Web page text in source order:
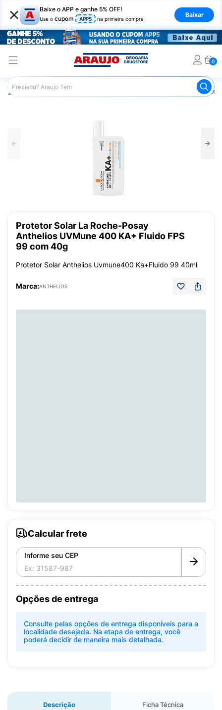
× Baixe o APP e ganhe 5% OFF!
Use o cupom APP5 na primeira compra
Baixar
0
Araujo Dermocosméticos
Protetor Solar La Roche-Posay
Anthelios UVMune 400 KA+ Fluido FPS
99 com 40g
Protetor Solar Anthelios Uvmune400 Ka+Fluido 99 40ml
Marca:ANTHELIOS
Calcular frete
Informe seu CEP
Opções de entrega
Consulte pelas opções de entrega disponíveis para a
localidade desejada. Na etapa de entrega, você
poderá decidir de maneira mais detalhada.
Descrição Ficha Técnica